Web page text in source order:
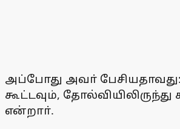
அப்போது அவா்
கூட்டவும்,
என்றாா்.